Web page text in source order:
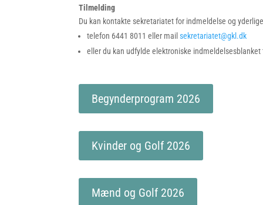
Tilmelding
Du kan kontakte sekretariatet for indmeldelse og
telefon 6441 8011 eller mailsekretariatet@gkl.dk
eller du kan udfylde elektroniske
Begynderprogram 2026
Kvinder og Golf 2026
Mænd og Golf 2026